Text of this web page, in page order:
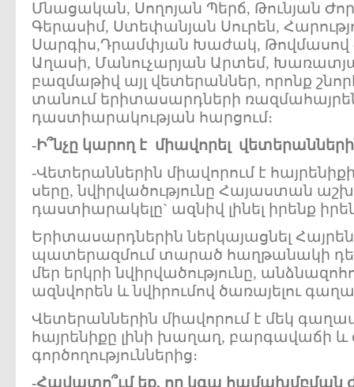
Մնացական, Սողոյան Պերճ, Թունյան
Գերասիմ, Ստեփանյան Սուրեն,
Սարգիս,Դրամփյան Խաժակ, Թովմասով
Աղասի, Մանուչարյան Արտեմ,
բազմաթիվ այլ վետերաններ, որոնք
տանում երիտասարդների
դաստիարակության հարցում։
-Ի՞նչը կարող է միավորել
-Վետերաններին միավորում է
սերը, նվիրվածությունը Հայաստան
դաստիարակելը` ազնիվ լինել իրենք
Երիտասարդներին ներկայացնել
պատերազմում տարած հաղթանակի
մեր երկրի նվիրվածությունը,
ազնվորեն և նվիրումով ծառայելու
Վետերաններին միավորում է մեկ
հայրենիքը լինի խաղաղ, բարգավաճի
գործողություններից։
-Հավատո՞ւմ եք, որ կգա համախմբման